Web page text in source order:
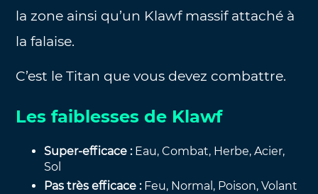
la zone ainsi qu’un Klawf massif attaché à
la falaise.
C’est le Titan que vous devez combattre.
Les faiblesses de Klawf
Super-efficace :Eau, Combat, Herbe, Acier,
Sol
Pas très efficace :Feu, Normal, Poison, Volant